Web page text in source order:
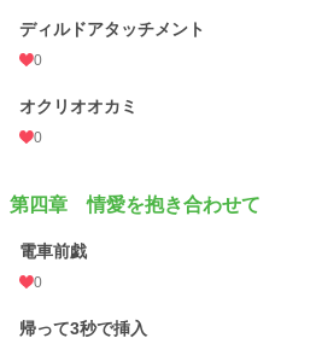
ディルドアタッチメント
0
オクリオオカミ
0
第四章 情愛を抱き合わせて
電車前戯
0
帰って3秒で挿入